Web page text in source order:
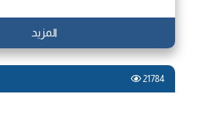
المزيد
21784